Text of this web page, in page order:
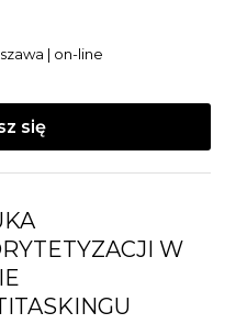
| on-line
się
W